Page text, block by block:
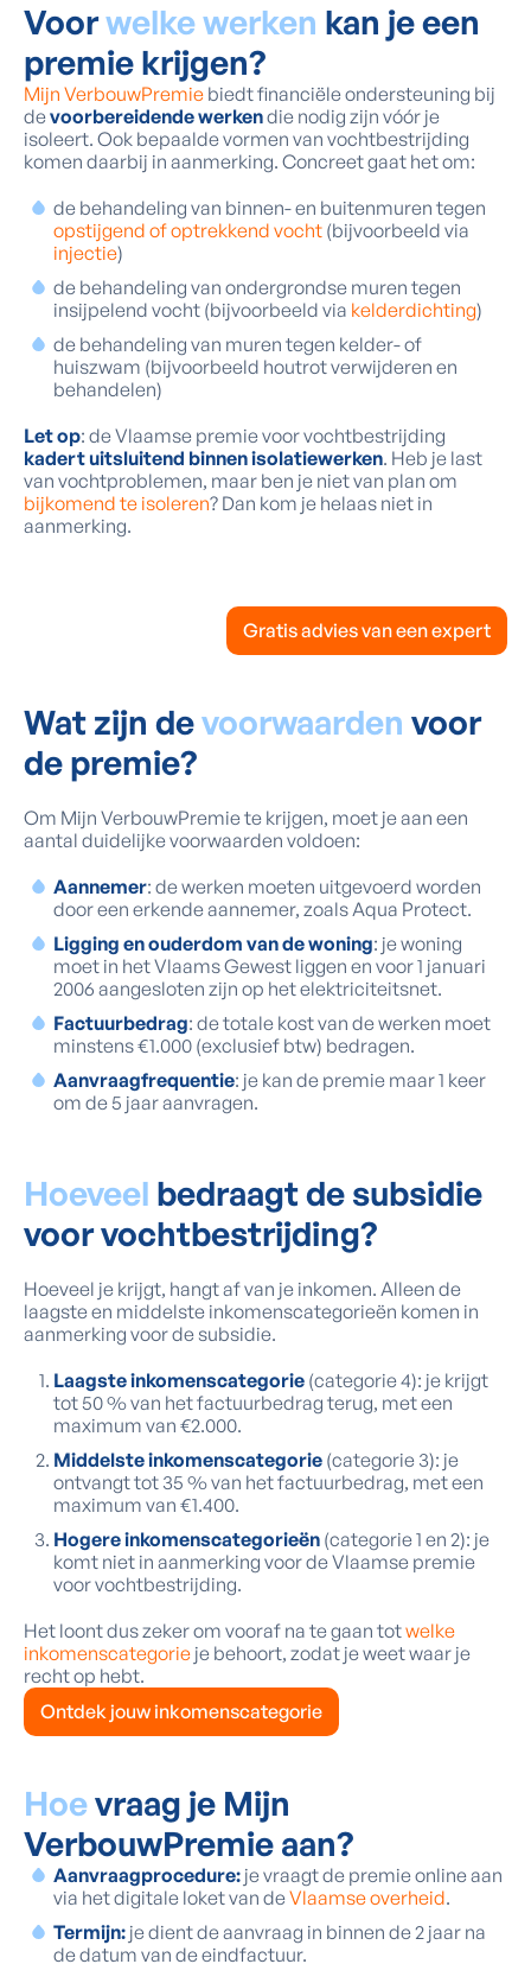
Voorwelke werken kan je een
premie krijgen?
Mijn VerbouwPremie biedt financiële ondersteuning bij
devoorbereidende werkendie nodig zijn vóór je
isoleert. Ook bepaalde vormen van vochtbestrijding
komen daarbij in aanmerking. Concreet gaat het om:
de behandeling van binnen- en buitenmuren tegen
opstijgend of optrekkend vocht (bijvoorbeeld via
injectie)
de behandeling van ondergrondse muren tegen
insijpelend vocht (bijvoorbeeld via kelderdichting)
de behandeling van muren tegen kelder- of
huiszwam (bijvoorbeeld houtrot verwijderen en
behandelen)
Let op: de Vlaamse premie voor vochtbestrijding
kadert uitsluitend binnen isolatiewerken. Heb je last
van vochtproblemen, maar ben je niet van plan om
bijkomend te isoleren? Dan kom je helaas niet in
aanmerking.
Gratis advies van een expert
Wat zijn devoorwaarden voor
de premie?
Om Mijn VerbouwPremie te krijgen, moet je aan een
aantal duidelijke voorwaarden voldoen:
Aannemer: de werken moeten uitgevoerd worden
door een erkende aannemer, zoals Aqua Protect.
Ligging en ouderdom van de woning: je woning
moet in het Vlaams Gewest liggen en voor 1 januari
2006 aangesloten zijn op het elektriciteitsnet.
Factuurbedrag: de totale kost van de werken moet
minstens €1.000 (exclusief btw) bedragen.
Aanvraagfrequentie: je kan de premie maar 1 keer
om de 5 jaar aanvragen.
Hoeveel bedraagt de subsidie
voor vochtbestrijding?
Hoeveel je krijgt, hangt af van je inkomen. Alleen de
laagste en middelste inkomenscategorieën komen in
aanmerking voor de subsidie.
Laagste inkomenscategorie (categorie 4): je krijgt
tot 50 % van het factuurbedrag terug, met een
maximum van €2.000.
Middelste inkomenscategorie (categorie 3): je
ontvangt tot 35 % van het factuurbedrag, met een
maximum van €1.400.
Hogere inkomenscategorieën (categorie 1 en 2): je
komt niet in aanmerking voor de Vlaamse premie
voor vochtbestrijding.
Het loont dus zeker om vooraf na te gaan totwelke
inkomenscategorie je behoort, zodat je weet waar je
recht op hebt.
Ontdek jouw inkomenscategorie
Hoevraag je Mijn
VerbouwPremie aan?
Aanvraagprocedure: je vraagt de premie online aan
via het digitale loket van deVlaamse overheid.
Termijn: je dient de aanvraag in binnen de 2 jaar na
de datum van de eindfactuur.